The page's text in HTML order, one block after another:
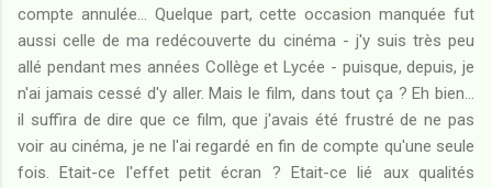
compte annulée... Quelque part, cette occasion manquée fut
aussi celle de ma redécouverte du cinéma - j'y suis très peu
allé pendant mes années Collège et Lycée - puisque, depuis, je
n'ai jamais cessé d'y aller. Mais le film, dans tout ça ? Eh bien...
il suffira de dire que ce film, que j'avais été frustré de ne pas
voir au cinéma, je ne l'ai regardé en fin de compte qu'une seule
fois. Etait-ce l'effet petit écran ? Etait-ce lié aux qualités